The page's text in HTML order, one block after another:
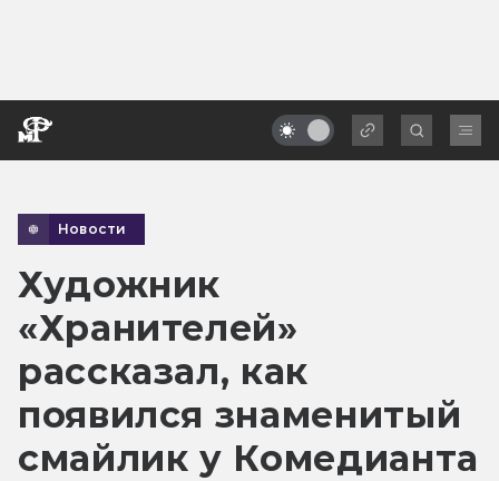
Новости
Художник
«Хранителей»
рассказал, как
появился знаменитый
смайлик у Комедианта